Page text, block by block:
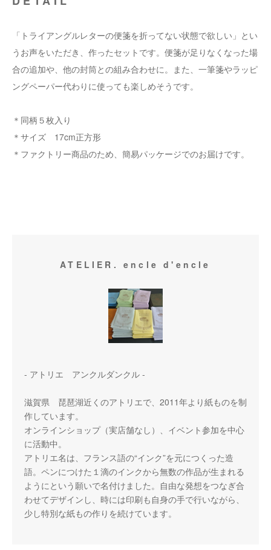
「トライアングルレターの便箋を折ってない状態で欲しい」とい
うお声をいただき、作ったセットです。便箋が足りなくなった場
合の追加や、他の封筒との組み合わせに。また、一筆箋やラッピ
ングペーパー代わりに使っても楽しめそうです。
＊同柄５枚入り
＊サイズ 17cm正方形
＊ファクトリー商品のため、簡易パッケージでのお届けです。
ATELIER. encle d'encle
- アトリエ アンクルダンクル -
滋賀県 琵琶湖近くのアトリエで、2011年より紙ものを制
作しています。
オンラインショップ（実店舗なし）、イベント参加を中心
に活動中。
アトリエ名は、フランス語の“インク”を元につくった造
語。ペンにつけた１滴のインクから無数の作品が生まれる
ようにという願いで名付けました。自由な発想をつなぎ合
わせてデザインし、時には印刷も自身の手で行いながら、
少し特別な紙もの作りを続けています。